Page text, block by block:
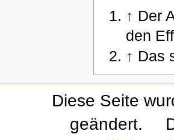
↑ Der
den
↑ Das
Diese Seite
geändert.